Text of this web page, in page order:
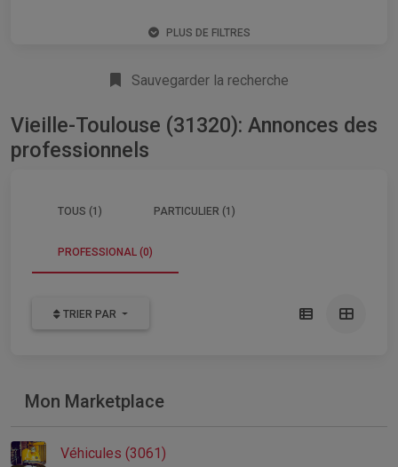
PLUS DE FILTRES
Sauvegarder la recherche
Vieille-Toulouse (31320): Annonces des
professionnels
TOUS (1) PARTICULIER (1)
PROFESSIONAL (0)
TRIER PAR
Mon Marketplace
Véhicules (3061)